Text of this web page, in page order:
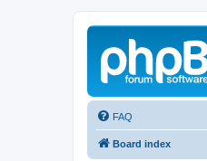
FAQ
Board index